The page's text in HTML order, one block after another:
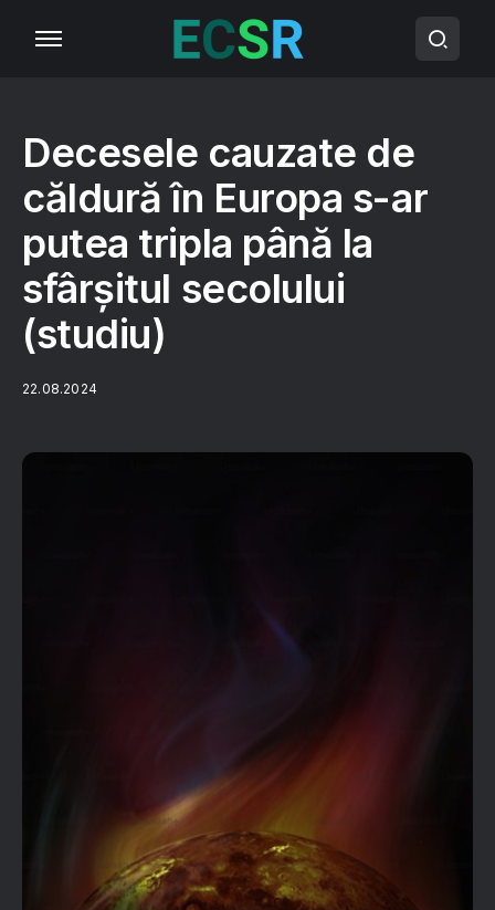
Decesele cauzate de
căldură în Europa s-ar
putea tripla până la
sfârșitul secolului
(studiu)
22.08.2024